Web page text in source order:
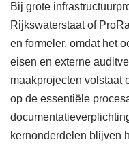
Bij grote
Rijkswaterstaat of
en formeler, omdat het
eisen en externe
maakprojecten volstaat
op de essentiële
kernonderdelen blijven